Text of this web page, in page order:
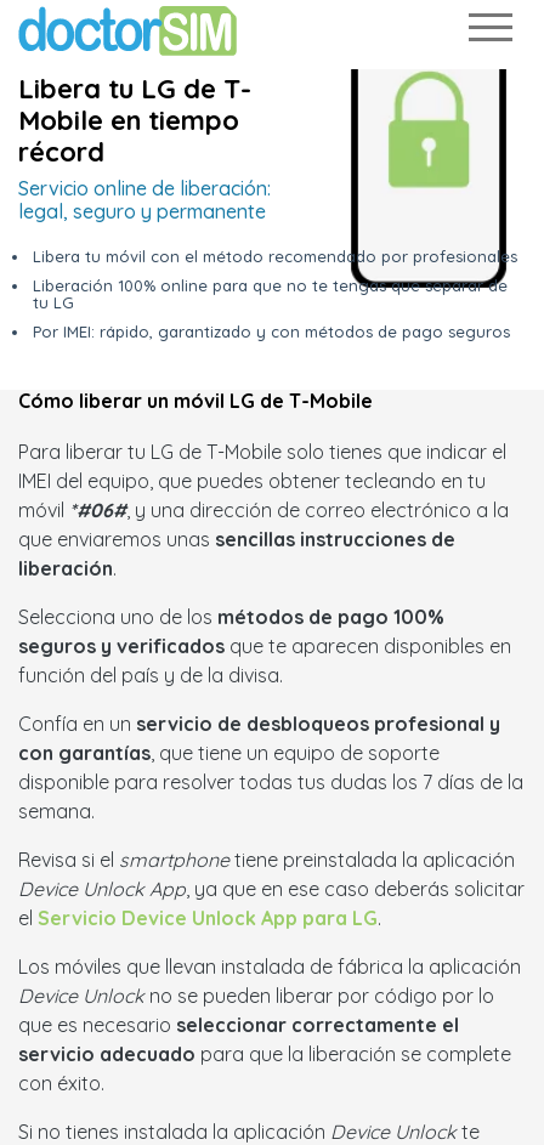
Libera tu LG de T-
Mobile en tiempo
récord
Servicio online de liberación:
legal, seguro y permanente
Libera tu móvil con el método recomendado por profesionales
Liberación 100% online para que no te tengas que separar de
tu LG
Por IMEI: rápido, garantizado y con métodos de pago seguros
Cómo liberar un móvil LG de T-Mobile
Para liberar tu LG de T-Mobile solo tienes que indicar el
IMEI del equipo, que puedes obtener tecleando en tu
móvil *#06#, y una dirección de correo electrónico a la
que enviaremos unas sencillas instrucciones de
liberación.
Selecciona uno de los métodos de pago 100%
seguros y verificados que te aparecen disponibles en
función del país y de la divisa.
Confía en un servicio de desbloqueos profesional y
con garantías, que tiene un equipo de soporte
disponible para resolver todas tus dudas los 7 días de la
semana.
Revisa si el smartphonetiene preinstalada la aplicación
Device Unlock App, ya que en ese caso deberás solicitar
el Servicio Device Unlock App para LG.
Los móviles que llevan instalada de fábrica la aplicación
Device Unlockno se pueden liberar por código por lo
que es necesario seleccionar correctamente el
servicio adecuado para que la liberación se complete
con éxito.
Si no tienes instalada la aplicación Device Unlockte